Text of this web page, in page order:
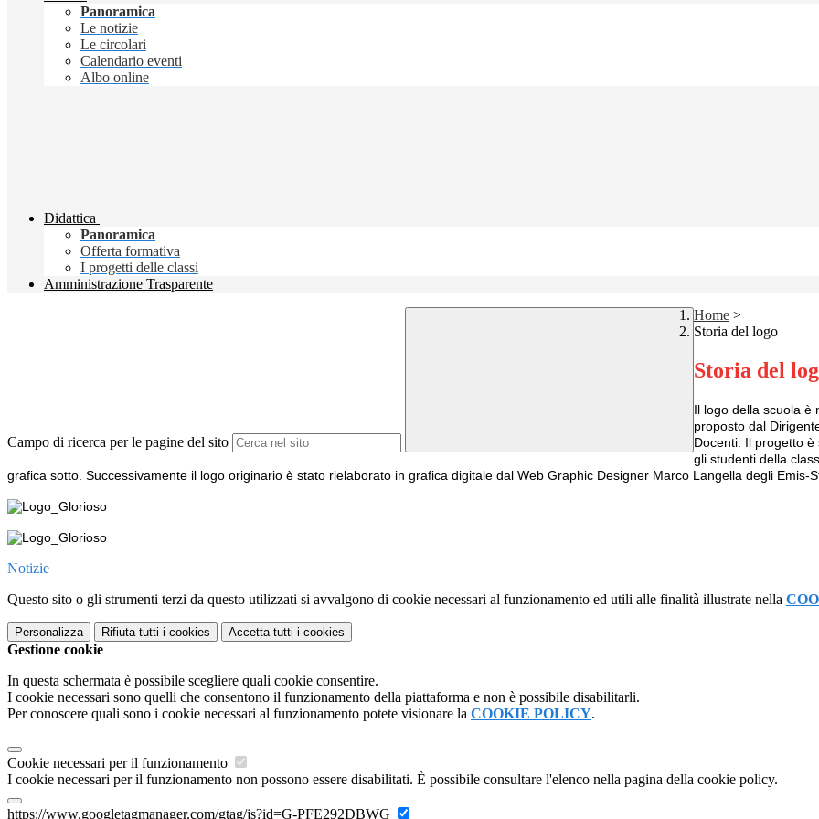
Panoramica
Le notizie
Le circolari
Calendario eventi
Albo online
Didattica
Panoramica
Offerta formativa
I progetti delle classi
Amministrazione Trasparente
Campo di ricerca per le pagine del sito
Home >
Storia del logo
Storia del
Il logo della scuola è
proposto dal
Docenti. Il progetto
gli studenti della
grafica sotto. Successivamente il logo originario è stato rielaborato in grafica digitale dal Web Graphic Designer Marco Langella degli Emis-
Notizie
Questo sito o gli strumenti terzi da questo utilizzati si avvalgono di cookie necessari al funzionamento ed utili alle finalità illustrate nella
Personalizza Rifiuta tutti i cookies Accetta tutti i cookies
Gestione cookie
In questa schermata è possibile scegliere quali cookie consentire.
I cookie necessari sono quelli che consentono il funzionamento della piattaforma e non è possibile disabilitarli.
Per conoscere quali sono i cookie necessari al funzionamento potete visionare la COOKIE POLICY.
Cookie necessari per il funzionamento
I cookie necessari per il funzionamento non possono essere disabilitati. È possibile consultare l'elenco nella pagina della cookie policy.
https://www.googletagmanager.com/gtag/js?id=G-PFE292DBWG